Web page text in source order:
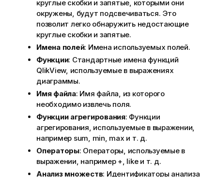
круглые скобки и запятые, которыми они
окружены, будут подсвечиваться. Это
позволит легко обнаружить недостающие
круглые скобки и запятые.
Имена полей: Имена используемых полей.
Функции: Стандартные имена функций
QlikView, используемые в выражениях
диаграммы.
Имя файла: Имя файла, из которого
необходимо извлечь поля.
Функции агрегирования: Функции
агрегирования, используемые в выражении,
например sum, min, max и т. д.
Операторы: Операторы, используемые в
выражении, например +, likeи т. д.
Анализ множеств: Идентификаторы анализа